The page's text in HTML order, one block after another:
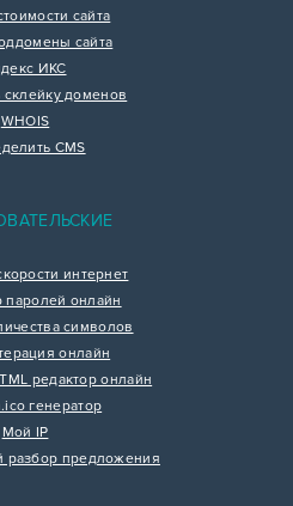
сайта
сайта
ИКС
доменов
WHOIS
CMS
интернет
паролей онлайн
символов
онлайн
редактор онлайн
генератор
Мой IP
разбор предложения